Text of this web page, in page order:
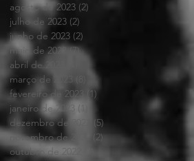
agosto de 2023 (2) 2 posts
julho de 2023 (2)
junho de 2023 (2)
maio de 2023 (7)7 posts
abril de 2023
março de 2023
8 posts
fevereiro de 2023
(1)
janeiro de 2023 (1)
dezembro de 2022
(5)
novembro de 2022
(2)2 posts
outubro de 2022